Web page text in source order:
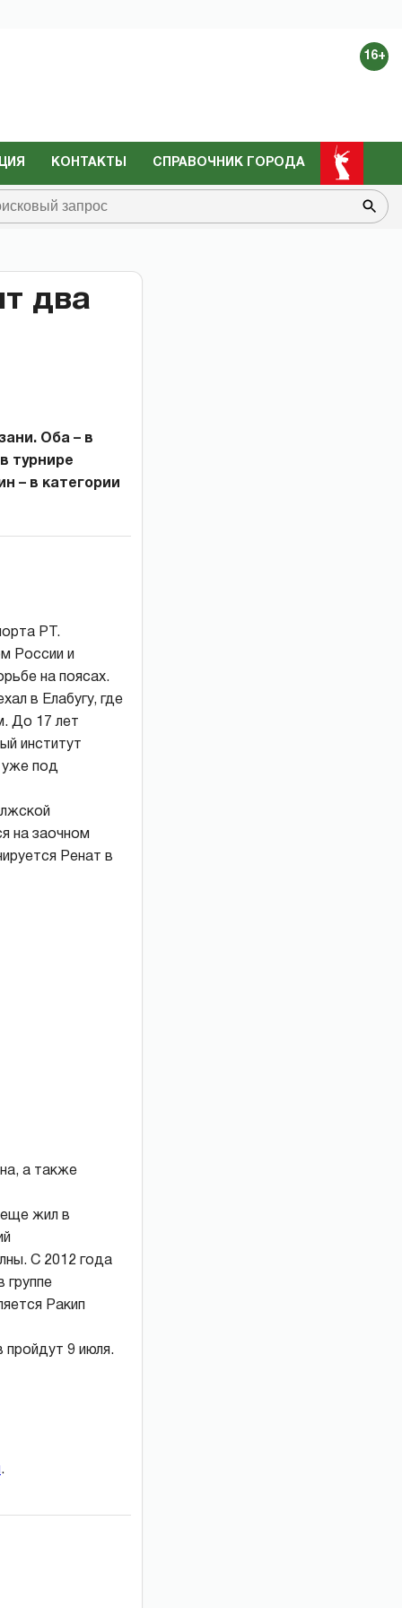
16+
КОНТАКТЫ СПРАВОЧНИК ГОРОДА
два
Оба – в
турнире
– в категории
РТ.
России и
на поясах.
в Елабугу, где
До 17 лет
институт
уже под
на заочном
Ренат в
а также
еще жил в
С 2012 года
группе
Ракип
пройдут 9 июля.
.